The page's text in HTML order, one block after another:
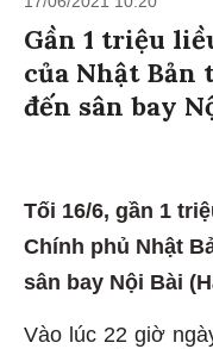
Gần 1 triệu
của Nhật Bản
đến sân bay
Tối 16/6, gần 1
Chính phủ Nhật
sân bay Nội Bài
Vào lúc 22 giờ